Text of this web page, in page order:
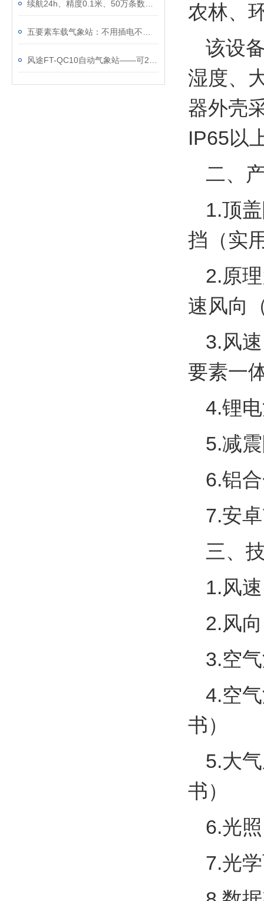
农林、
该设
湿度、
器外壳
IP65以
二、
1.顶
挡（实
2.原
速风向
3.风
要素一
4.锂
5.减
6.铝
7.安卓
三、
1.风
2.风
3.空
4.空
书）
5.大
书）
6.光
7.光